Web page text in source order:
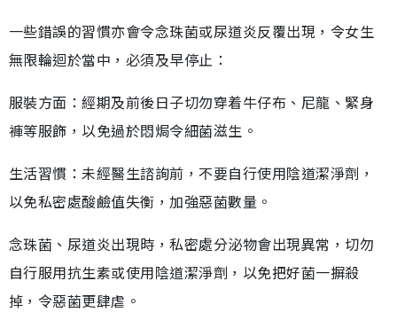
一些錯誤的習慣亦會令念珠菌或尿道炎反覆出現，令女生
無限輪迴於當中，必須及早停止：
服裝方面：經期及前後日子切勿穿着牛仔布、尼龍、緊身
褲等服飾，以免過於悶焗令細菌滋生。
生活習慣：未經醫生諮詢前，不要自行使用陰道潔淨劑，
以免私密處酸鹼值失衡，加強惡菌數量。
念珠菌、尿道炎出現時，私密處分泌物會出現異常，切勿
自行服用抗生素或使用陰道潔淨劑，以免把好菌一摒殺
掉，令惡菌更肆虐。